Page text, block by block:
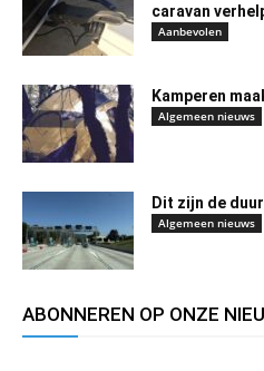
caravan
Aanbevolen
Kamperen
Algemeen nieuws
Dit zijn de
Algemeen nieuws
ABONNEREN OP ONZE